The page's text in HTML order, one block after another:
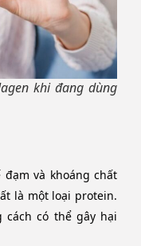
khi đang dùng
và khoáng chất
là một loại protein.
cách có thể gây hại